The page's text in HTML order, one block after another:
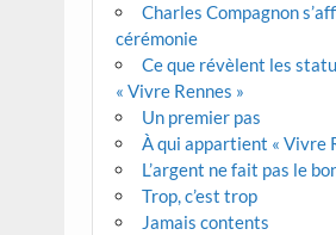
Charles Compagnon
cérémonie
Ce que révèlent les
« Vivre Rennes »
Un premier pas
À qui appartient « Vivre
L’argent ne fait pas le
Trop, c’est trop
Jamais contents